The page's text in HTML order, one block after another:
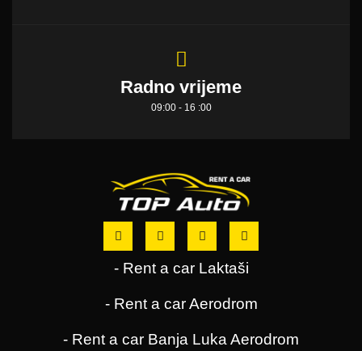
Radno vrijeme
09:00 - 16 :00
- Rent a car Laktaši
- Rent a car Aerodrom
- Rent a car Banja Luka Aerodrom